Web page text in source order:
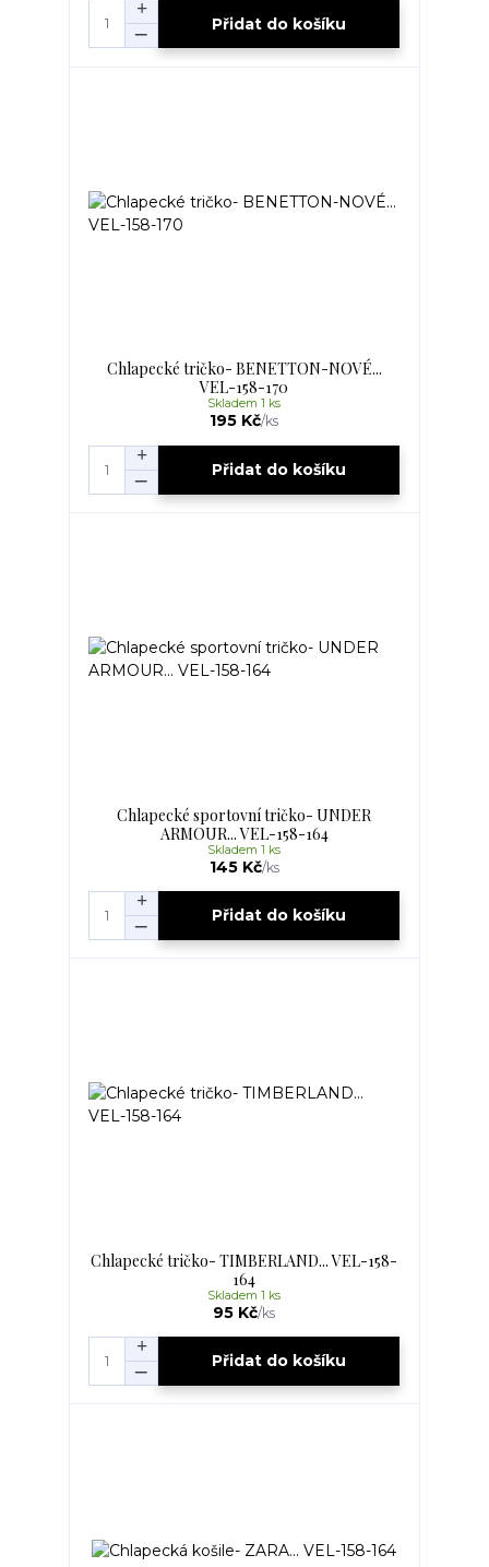
Přidat do košíku
Chlapecké tričko- BENETTON-NOVÉ...
VEL-158-170
195 Kč/ks
Skladem 1 ks
Přidat do košíku
Chlapecké sportovní tričko- UNDER
ARMOUR... VEL-158-164
145 Kč/ks
Skladem 1 ks
Přidat do košíku
Chlapecké tričko- TIMBERLAND... VEL-158-
164
95 Kč/ks
Skladem 1 ks
Přidat do košíku